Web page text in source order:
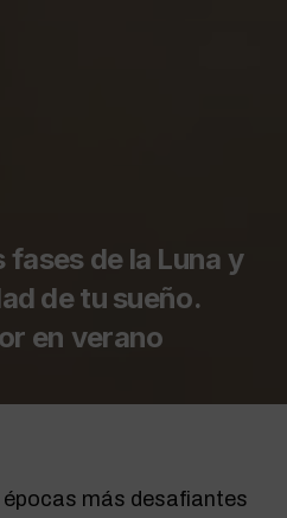
de la Luna y
de tu sueño.
en verano
épocas más desafiantes